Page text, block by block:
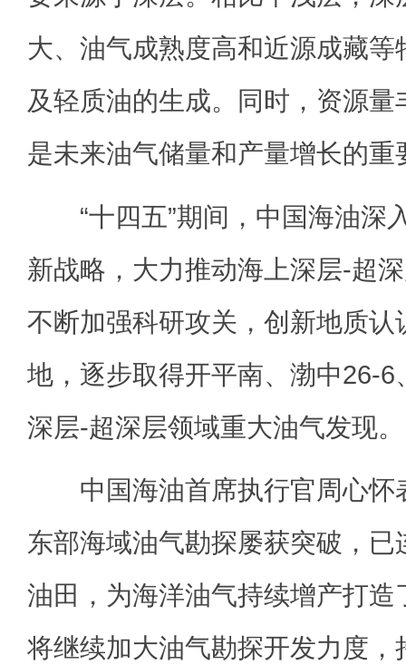
大、油气成熟度高和近源成藏
及轻质油的生成。同时，资源
是未来油气储量和产量增长的重
“十四五”期间，中国海油深
新战略，大力推动海上深层-超
不断加强科研攻关，创新地质认
地，逐步取得开平南、渤中26-6
深层-超深层领域重大油气发现。
中国海油首席执行官周心怀
东部海域油气勘探屡获突破，
油田，为海洋油气持续增产打造
将继续加大油气勘探开发力度，